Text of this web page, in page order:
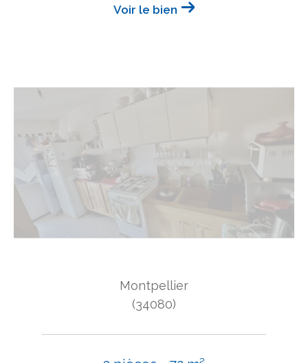
Voir le bien
Montpellier
(34080)